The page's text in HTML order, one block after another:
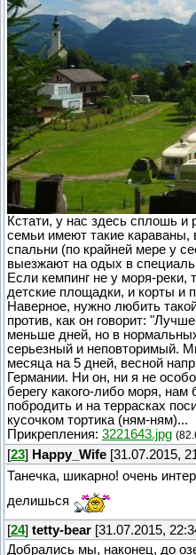
Кстати, у нас здесь сплошь
семьи имеют такие караваны,
спальни (по крайней мере у
выезжают на одых в
Если кемпинг не у моря-
детские площадки, и корты и
Наверное, нужно любить
против, как он говорит:
меньше дней, но в
серьезный и неповторимый.
месяца на 5 дней, весной
Германии. Ни он, ни я не
берегу какого-либо моря,
побродить и на террасках
кусочком тортика (ням-ням)...
Прикрепления: 3221643.jpg
[23] Happy_Wife [31.07.2015,
Танечка, шикарно! очень
делишься
[24] tetty-bear [31.07.2015,
Добрались мы, наконец, до